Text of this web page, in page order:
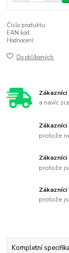
Číslo produktu:
EAN kód:
Hodnocení:
Do oblíbených
a navíc
Zákazníci
protože
protože
protože
Kompletní